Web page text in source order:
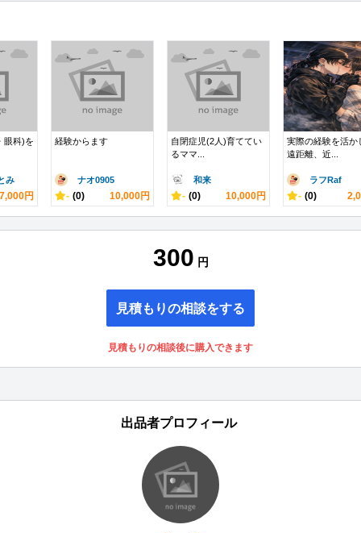
眼科)を
み
7,000円
経験からます
ナオ0905
- (0) 10,000円
自閉症児(2人)育ててい
るママ...
和来
- (0) 10,000円
実際の経験を活か
遠距離、近...
ラフRaf
- (0)
300 円
見積もりの相談をする
見積もりの相談後に購入できます
出品者プロフィール